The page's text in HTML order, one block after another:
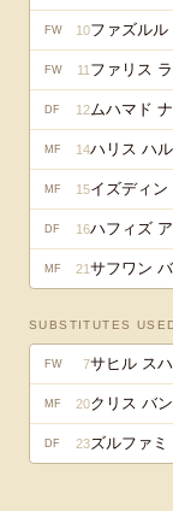
FW 10ファズル
FW 11 ファリス
DF 12ムハマド
MF 14ハリス ハ
MF 15イズディ
DF 16ハフィズ
MF 21サフワン
SUBSTITUTES
FW 7サヒル スハ
MF 20クリス バ
DF 23ズルファミ